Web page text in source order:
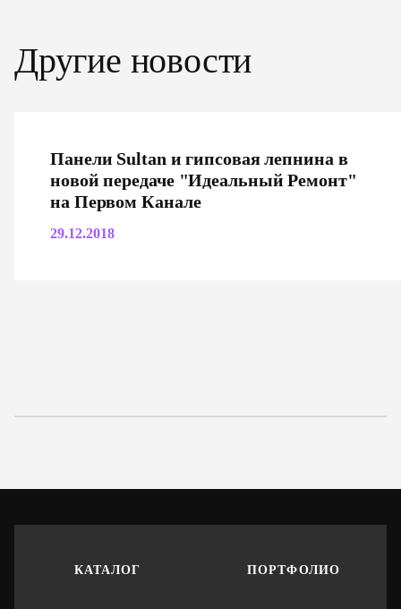
Другие новости
Панели Sultan и гипсовая лепнина в
новой передаче "Идеальный Ремонт"
на Первом Канале
29.12.2018
КАТАЛОГ ПОРТФОЛИО